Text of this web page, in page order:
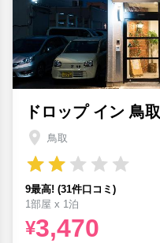
ドロップ イン 鳥取
鳥取
9最高! (31件口コミ)
1部屋 x 1泊
¥3,470